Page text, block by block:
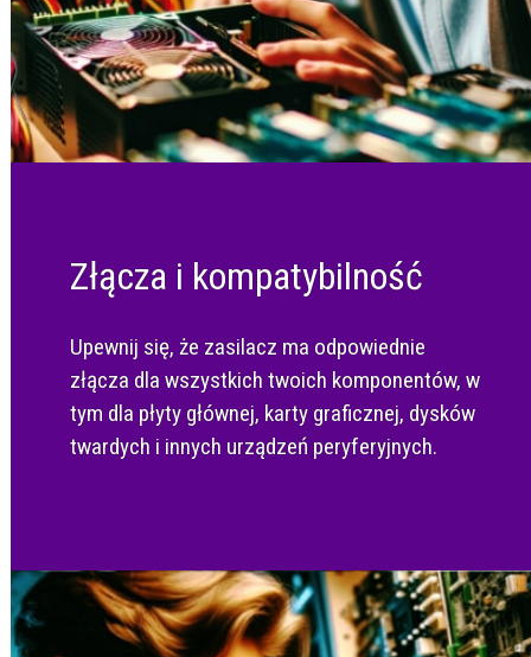
Złącza i kompatybilność
Upewnij się, że zasilacz ma odpowiednie
złącza dla wszystkich twoich komponentów, w
tym dla płyty głównej, karty graficznej, dysków
twardych i innych urządzeń peryferyjnych.